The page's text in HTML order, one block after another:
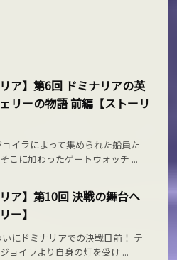
リア】第6回 ドミナリアの英
リーの物語 前編【ストーリ
イラによって集められた船員た
こに加わったゲートウォッチ ...
リア】第10回 決戦の舞台へ
ー】
にドミナリアでの決戦目前！ テ
ョイラより自身の灯を受け ...